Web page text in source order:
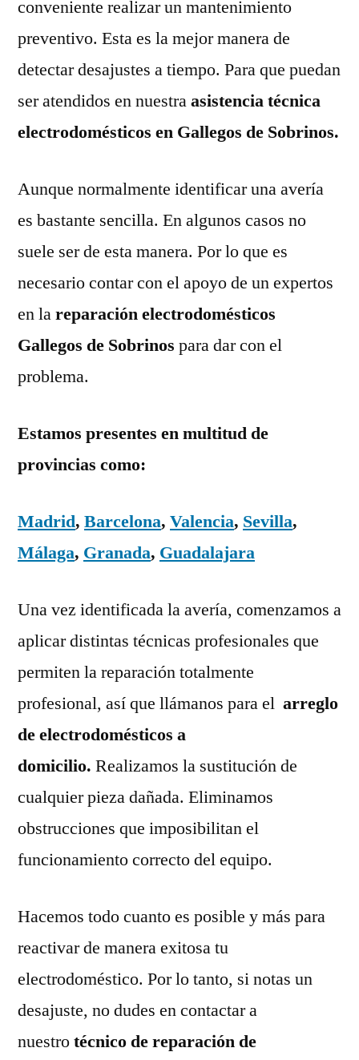
conveniente realizar un mantenimiento
preventivo. Esta es la mejor manera de
detectar desajustes a tiempo. Para que puedan
ser atendidos en nuestraasistencia técnica
electrodomésticos en Gallegos de Sobrinos.
Aunque normalmente identificar una avería
es bastante sencilla. En algunos casos no
suele ser de esta manera. Por lo que es
necesario contar con el apoyo de un expertos
en lareparación electrodomésticos
Gallegos de Sobrinos para dar con el
problema.
Estamos presentes en multitud de
provincias como:
Madrid, Barcelona, Valencia, Sevilla,
Málaga, Granada, Guadalajara
Una vez identificada la avería, comenzamos a
aplicar distintas técnicas profesionales que
permiten la reparación totalmente
profesional, así que llámanos para el arreglo
de electrodomésticos a
domicilio. Realizamos la sustitución de
cualquier pieza dañada. Eliminamos
obstrucciones que imposibilitan el
funcionamiento correcto del equipo.
Hacemos todo cuanto es posible y más para
reactivar de manera exitosa tu
electrodoméstico. Por lo tanto, si notas un
desajuste, no dudes en contactar a
nuestrotécnico de reparación de